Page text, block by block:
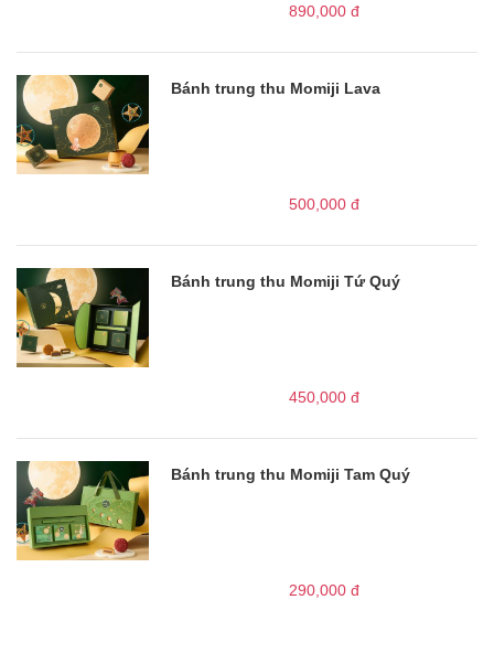
890,000 đ
Bánh trung thu Momiji Lava
500,000 đ
Bánh trung thu Momiji Tứ Quý
450,000 đ
Bánh trung thu Momiji Tam Quý
290,000 đ